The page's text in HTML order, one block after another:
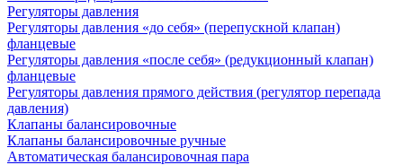
Регуляторы давления
Регуляторы давления «до себя» (перепускной клапан)
фланцевые
Регуляторы давления «после себя» (редукционный клапан)
фланцевые
Регуляторы давления прямого действия (регулятор перепада
давления)
Клапаны балансировочные
Клапаны балансировочные ручные
Автоматическая балансировочная пара